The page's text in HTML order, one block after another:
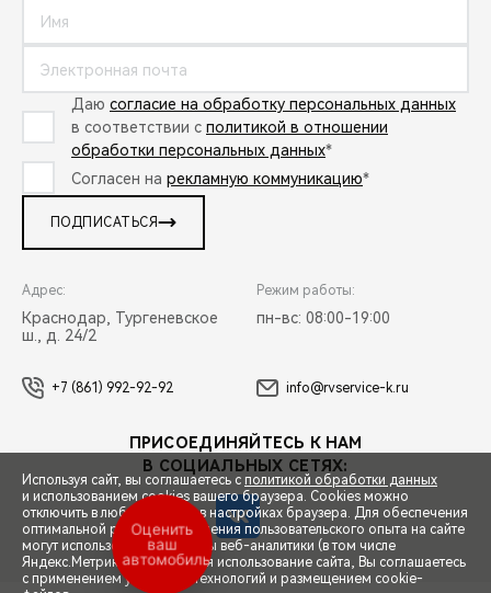
СПЕЦПРЕДЛОЖЕНИЯ
Даю согласие на обработку персональных данных
в соответствии с политикой в отношении
обработки персональных данных*
Согласен на рекламную коммуникацию*
ПОДПИСАТЬСЯ
Адрес:
Краснодар, Тургеневское
ш., д. 24/2
Режим работы:
пн-вс: 08:00-19:00
+7 (861) 992-92-92 info@rvservice-k.ru
ПРИСОЕДИНЯЙТЕСЬ К НАМ
В СОЦИАЛЬНЫХ СЕТЯХ:
Используя сайт, вы соглашаетесь с политикой обработки данных
и использованием cookies вашего браузера. Cookies можно
отключить в любой момент в настройках браузера. Для обеспечения
оптимальной работы и улучшения пользовательского опыта на сайте
могут использоваться системы веб-аналитики (в том числе
Яндекс.Метрика). Продолжая использование сайта, Вы соглашаетесь
с применением указанных технологий и размещением cookie-
Оценить
ваш
автомобиль